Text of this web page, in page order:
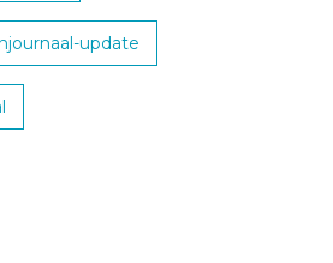
update